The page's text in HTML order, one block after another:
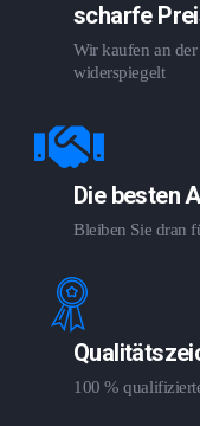
scharfe
Wir kaufen an
widerspiegelt
Die besten
Bleiben Sie dran
100 %